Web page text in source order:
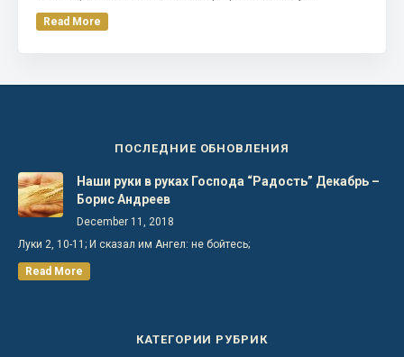
Read More
ПОСЛЕДНИЕ ОБНОВЛЕНИЯ
Наши руки в руках Господа “Радость” Декабрь –
Борис Андреев
December 11, 2018
Луки 2, 10-11; И сказал им Ангел: не бойтесь;
Read More
КАТЕГОРИИ РУБРИК